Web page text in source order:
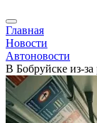
Главная
Новости
Автоновости
В Бобруйске из-